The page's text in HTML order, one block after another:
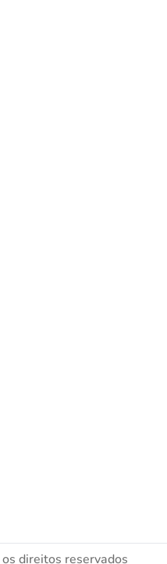
direitos reservados